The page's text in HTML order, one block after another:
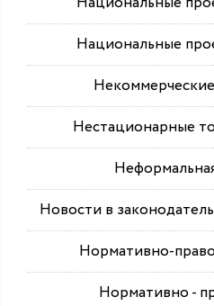
Национальные
Нестационарные
Новости в
Нормативно-
Нормативно -